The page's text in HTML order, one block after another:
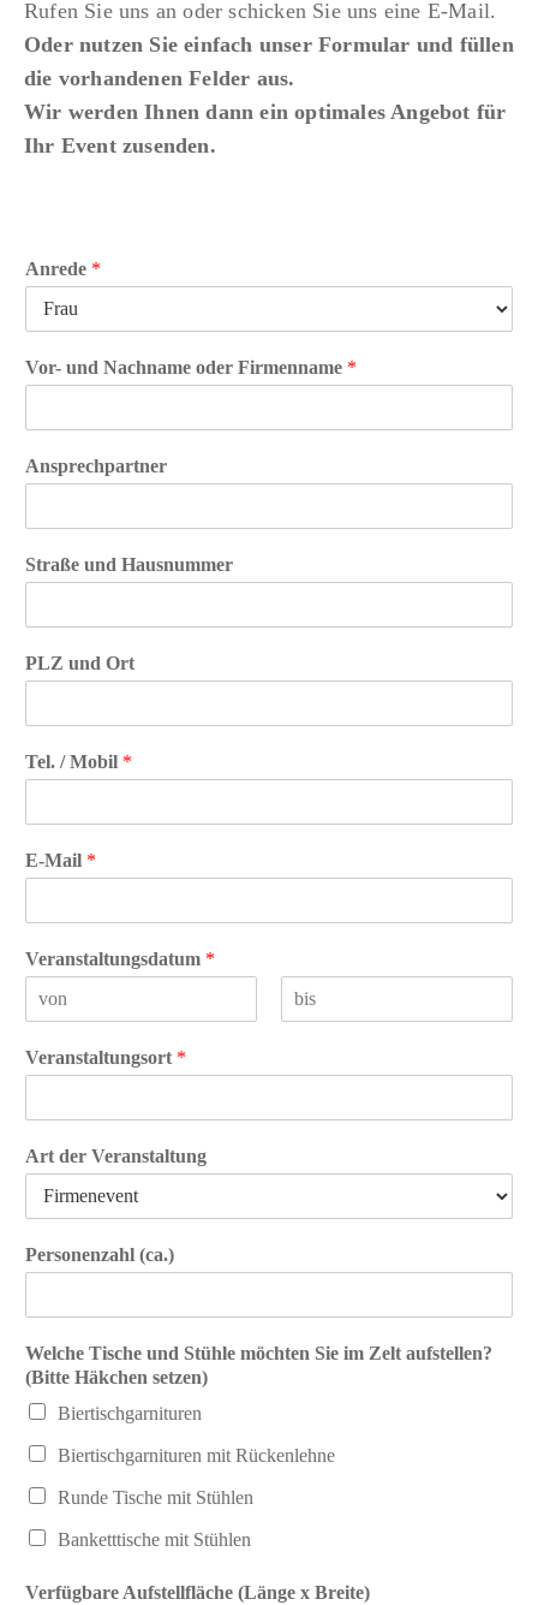
Rufen Sie uns an oder schicken Sie uns eine E-Mail.
Oder nutzen Sie einfach unser Formular und füllen
die vorhandenen Felder aus.
Wir werden Ihnen dann ein optimales Angebot für
Ihr Event zusenden.
Anrede *
Vor- und Nachname oder Firmenname *
Ansprechpartner
Straße und Hausnummer
PLZ und Ort
Tel. / Mobil *
E-Mail *
Veranstaltungsdatum *
o
m
e
a
Veranstaltungsort *
Art der Veranstaltung
Personenzahl (ca.)
Welche Tische und Stühle möchten Sie im Zelt aufstellen?
(Bitte Häkchen setzen)
Biertischgarnituren
Biertischgarnituren mit Rückenlehne
Runde Tische mit Stühlen
Banketttische mit Stühlen
Verfügbare Aufstellfläche (Länge x Breite)